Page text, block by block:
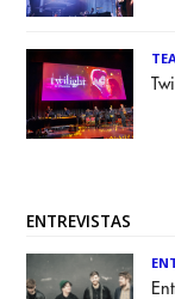
ENTREVISTAS